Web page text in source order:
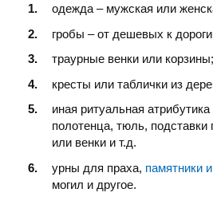
одежда – мужская или
гробы – от дешевых к
траурные венки или корзины;
кресты или таблички из
иная ритуальная
полотенца, тюль, подставки
или венки и т.д.
урны для праха, памятники
могил и другое.